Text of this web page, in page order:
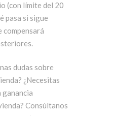
(con límite del 20
pasa si sigue
compensará
dudas sobre
¿Necesitas
ganancia
Consúltanos